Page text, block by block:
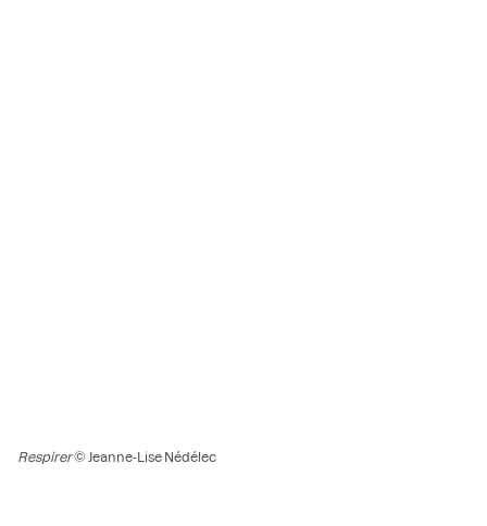
Respirer© Jeanne-Lise Nédélec